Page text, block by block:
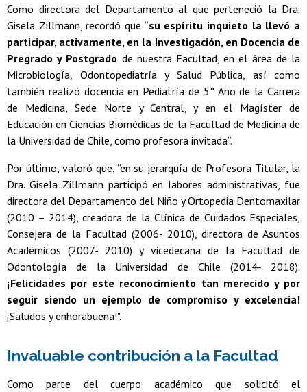
Como directora del Departamento al que perteneció la Dra.
Gisela Zillmann, recordó que “su espíritu inquieto la llevó a
participar, activamente, en la Investigación, en Docencia de
Pregrado y Postgrado de nuestra Facultad, en el área de la
Microbiología, Odontopediatría y Salud Pública, así como
también realizó docencia en Pediatría de 5° Año de la Carrera
de Medicina, Sede Norte y Central, y en el Magíster de
Educación en Ciencias Biomédicas de la Facultad de Medicina de
la Universidad de Chile, como profesora invitada”.
Por último, valoró que, “en su jerarquía de Profesora Titular, la
Dra. Gisela Zillmann participó en labores administrativas, fue
directora del Departamento del Niño y Ortopedia Dentomaxilar
(2010 – 2014), creadora de la Clínica de Cuidados Especiales,
Consejera de la Facultad (2006- 2010), directora de Asuntos
Académicos (2007- 2010) y vicedecana de la Facultad de
Odontología de la Universidad de Chile (2014- 2018).
¡Felicidades por este reconocimiento tan merecido y por
seguir siendo un ejemplo de compromiso y excelencia!
¡Saludos y enhorabuena!".
Invaluable contribución a la Facultad
Como parte del cuerpo académico que solicitó el